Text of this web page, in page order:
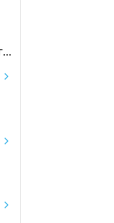
Эллиптическая игла